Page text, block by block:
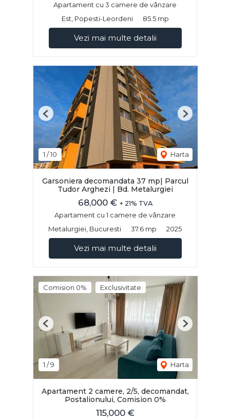
Apartament cu 3 camere de vânzare
Est, Popesti-Leordeni
85.5 mp
Vezi mai multe detalii
1 /10 Harta
Previous Next
Garsoniera decomandata 37 mp| Parcul
Tudor Arghezi | Bd. Metalurgiei
68,000 € + 21% TVA
Apartament cu 1 camere de vânzare
Metalurgiei, Bucuresti
37.6 mp 2025
Vezi mai multe detalii
Comision 0% Exclusivitate
1 /9 Harta
Previous Next
Apartament 2 camere, 2/5, decomandat,
Postalionului, Comision 0%
115,000 €